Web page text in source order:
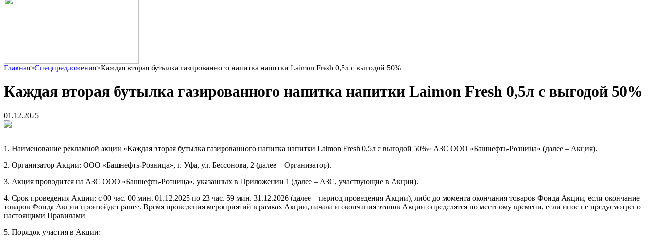
Главная>Спецпредложения>Каждая вторая бутылка газированного напитка напитки Laimon Fresh 0,5л с выгодой 50%
Каждая вторая бутылка газированного напитка напитки Laimon Fresh 0,5л с выгодой 50%
01.12.2025
1. Наименование рекламной акции «Каждая вторая бутылка газированного напитка напитки Laimon Fresh 0,5л с выгодой 50%» АЗС ООО «Башнефть-Розница» (далее – Акция).
2. Организатор Акции: ООО «Башнефть-Розница», г. Уфа, ул. Бессонова, 2 (далее – Организатор).
3. Акция проводится на АЗС ООО «Башнефть-Розница», указанных в Приложении 1 (далее – АЗС, участвующие в Акции).
4. Срок проведения Акции: с 00 час. 00 мин. 01.12.2025 по 23 час. 59 мин. 31.12.2026 (далее – период проведения Акции), либо до момента окончания товаров Фонда Акции, если окончание
товаров Фонда Акции произойдет ранее. Время проведения мероприятий в рамках Акции, начала и окончания этапов Акции определятся по местному времени, если иное не предусмотрено
настоящими Правилами.
5. Порядок участия в Акции: